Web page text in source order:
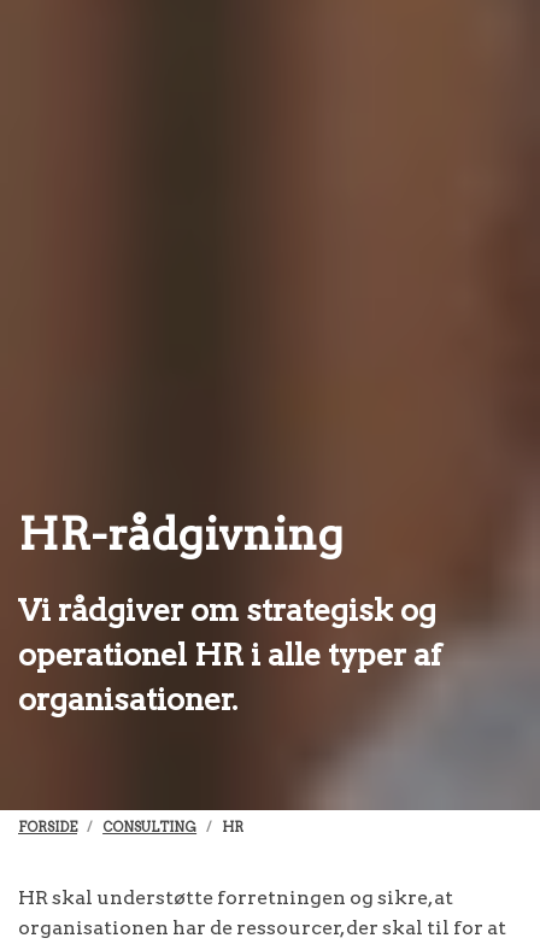
HR-rådgivning
Vi rådgiver om strategisk og
operationel HR i alle typer af
organisationer.
FORSIDE CONSULTING HR
HR skal understøtte forretningen og sikre, at
organisationen har de ressourcer, der skal til for at